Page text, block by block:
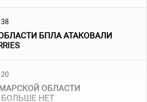
БПЛА АТАКОВАЛИ
ОБЛАСТИ
НЕТ